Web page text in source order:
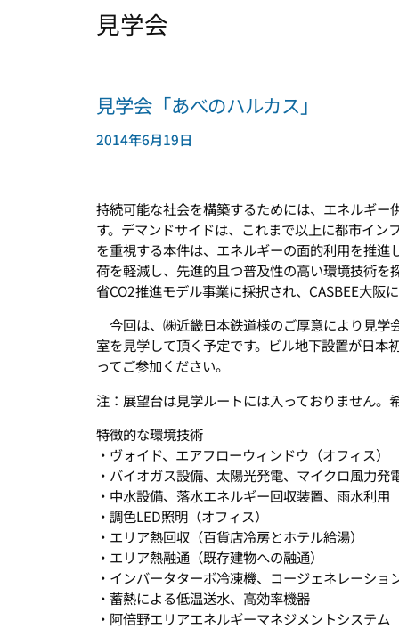
見学会
見学会「あべのハルカス」
2014年6月19日
持続可能な社会を構築するためには、エネルギ
す。デマンドサイドは、これまで以上に都市イ
を重視する本件は、エネルギーの面的利用を推
荷を軽減し、先進的且つ普及性の高い環境技術
省CO2推進モデル事業に採択され、CASBEE大阪
今回は、㈱近畿日本鉄道様のご厚意により見学
室を見学して頂く予定です。ビル地下設置が日
ってご参加ください。
注：展望台は見学ルートには入っておりません
特徴的な環境技術
・ヴォイド、エアフローウィンドウ（オフィス）
・バイオガス設備、太陽光発電、マイクロ風力発
・中水設備、落水エネルギー回収装置、雨水利用
・調色LED照明（オフィス）
・エリア熱回収（百貨店冷房とホテル給湯）
・エリア熱融通（既存建物への融通）
・インバータターボ冷凍機、コージェネレーショ
・蓄熱による低温送水、高効率機器
・阿倍野エリアエネルギーマネジメントシステ